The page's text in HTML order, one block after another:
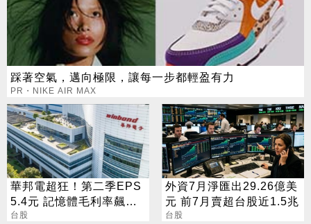
踩著空氣，邁向極限，讓每一步都輕盈有力
PR・NIKE AIR MAX
華邦電超狂！第二季EPS
5.4元 記憶體毛利率飆至
70.3%
台股
外資7月淨匯出29.26億美
元 前7月賣超台股近1.5兆
台股